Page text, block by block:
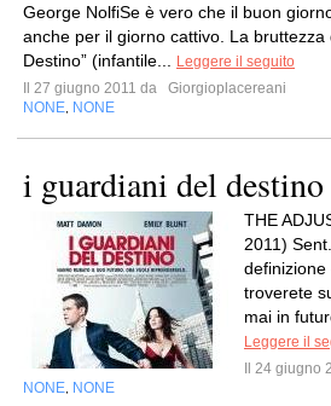
George NolfiSe è vero che il buon
anche per il giorno cattivo. La bruttezza
Destino” (infantile...
Leggere il seguito
Il 27 giugno 2011 da
Giorgioplacereani
NONE NONE
i guardiani del destino
THE
2011)
troverete
mai in
Leggere il
Il 24 giugno
NONE NONE